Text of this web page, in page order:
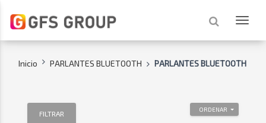
Inicio PARLANTES BLUETOOTH PARLANTES BLUETOOTH
ORDENAR
FILTRAR